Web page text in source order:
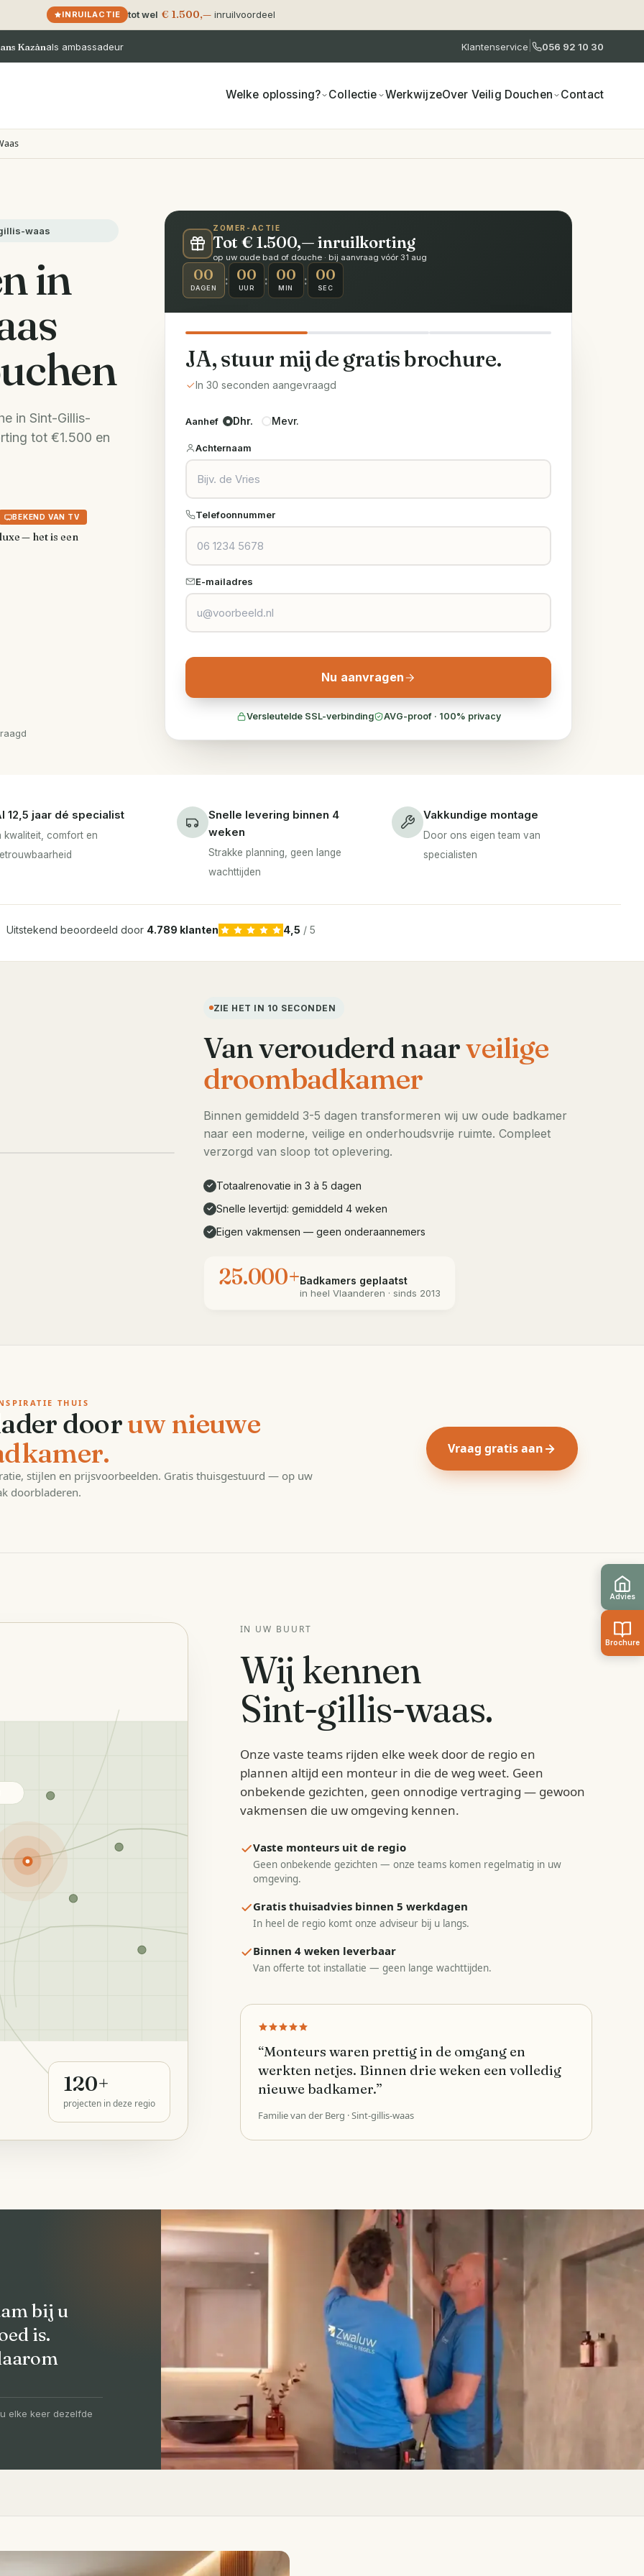
INRUILACTIE tot wel € 1.500,— inruilvoordeel
Kazànals ambassadeur Klantenservice 056 92 10 30
Welke oplossing? Collectie WerkwijzeOver Veilig Douchen Contact
waas
in
in Sint-Gillis-
tot €1.500 en
BEKEND VAN TV
— het is een
ZOMER-ACTIE
Tot € 1.500,— inruilkorting
op uw oude bad of douche · bij aanvraag vóór 31 aug
00
DAGEN
: 00
UUR
: 00
MIN
: 00
SEC
JA, stuur mij de gratis brochure.
In 30 seconden aangevraagd
Aanhef Dhr. Mevr.
Achternaam
Telefoonnummer
E-mailadres
Nu aanvragen
Versleutelde SSL-verbinding AVG-proof · 100% privacy
12,5 jaar dé specialist
kwaliteit, comfort en
Snelle levering binnen 4
weken
Strakke planning, geen lange
wachttijden
Vakkundige montage
Door ons eigen team van
specialisten
Uitstekend beoordeeld door 4.789 klanten 4,5 / 5
ZIE HET IN 10 SECONDEN
Van verouderd naarveilige
droombadkamer
Binnen gemiddeld 3-5 dagen transformeren wij uw oude badkamer
naar een moderne, veilige en onderhoudsvrije ruimte. Compleet
verzorgd van sloop tot oplevering.
✓ Totaalrenovatie in 3 à 5 dagen
✓ Snelle levertijd: gemiddeld 4 weken
✓ Eigen vakmensen — geen onderaannemers
25.000+Badkamers geplaatst
in heelVlaanderen · sinds 2013
THUIS
dooruw nieuwe
stijlen en prijsvoorbeelden. Gratis thuisgestuurd — op uw
doorbladeren.
Vraag gratis aan
120+
projecten in deze regio
IN UW BUURT
Wij kennen
Sint-gillis-waas.
Onze vaste teams rijden elke week door de regio en
plannen altijd een monteur in die de weg weet. Geen
onbekende gezichten, geen onnodige vertraging — gewoon
vakmensen die uw omgeving kennen.
Vaste monteurs uit de regio
Geen onbekende gezichten — onze teams komen regelmatig in uw
omgeving.
Gratis thuisadvies binnen 5 werkdagen
In heel de regio komt onze adviseur bij u langs.
Binnen 4 weken leverbaar
Van offerte tot installatie — geen lange wachttijden.
“Monteurs waren prettig in de omgang en
werkten netjes. Binnen drie weken een volledig
nieuwe badkamer.”
Familie van der Berg · Sint-gillis-waas
bij u
is.
elke keer dezelfde
dagen